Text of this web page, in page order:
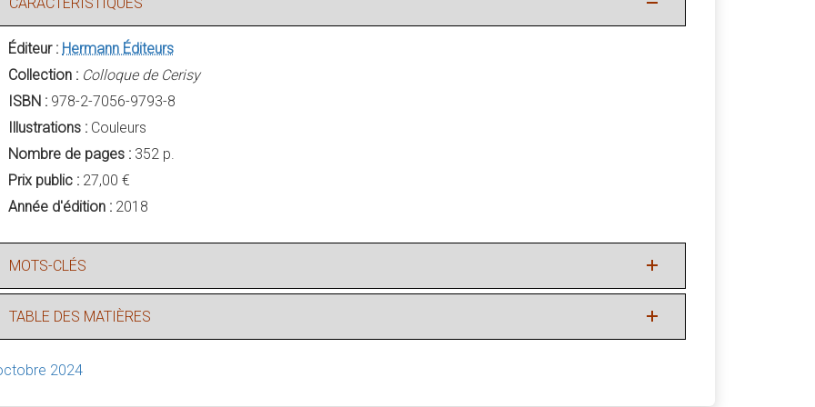
Éditeur : Hermann Éditeurs
Collection : Colloque de Cerisy
ISBN : 978-2-7056-9793-8
Illustrations : Couleurs
Nombre de pages : 352 p.
Prix public : 27,00 €
Année d'édition : 2018
MOTS-CLÉS
TABLE DES MATIÈRES
2024